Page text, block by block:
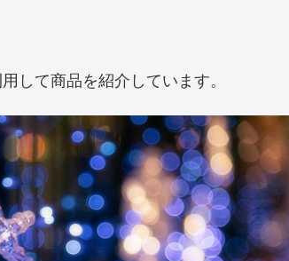
して商品を紹介しています。